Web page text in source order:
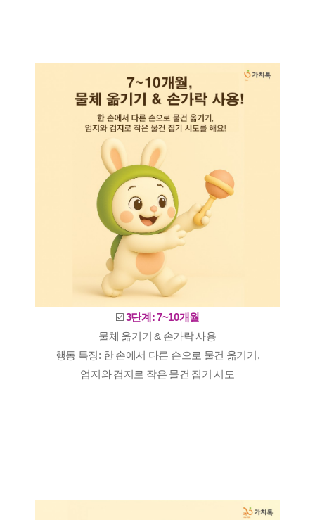
☑️3단계: 7~10개월
물체 옮기기 & 손가락 사용
행동 특징: 한 손에서 다른 손으로 물건 옮기기,
엄지와 검지로 작은 물건 집기 시도